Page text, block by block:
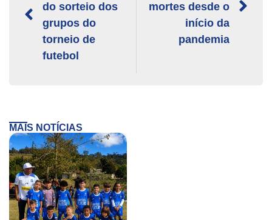
do sorteio dos
grupos do
torneio de
futebol
mortes desde o
início da
pandemia
MAIS NOTÍCIAS